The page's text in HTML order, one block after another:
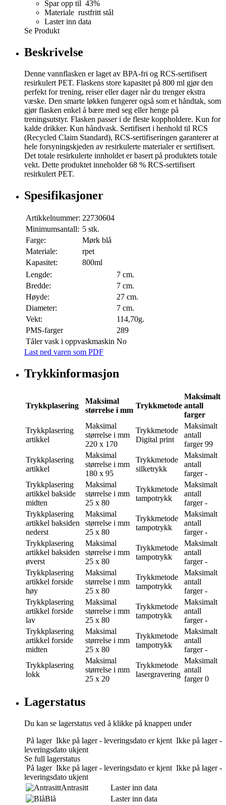
Spar opp til 43%
Materiale rustfritt stål
Laster inn data
Se Produkt
Beskrivelse
Denne vannflasken er laget av BPA-fri og RCS-sertifisert
resirkulert PET. Flaskens store kapasitet på 800 ml gjør den
perfekt for trening, reiser eller dager når du trenger ekstra
væske. Den smarte løkken fungerer også som et håndtak, som
gjør flasken enkel å bære med seg eller henge på
treningsutstyr. Flasken passer i de fleste koppholdere. Kun for
kalde drikker. Kun håndvask. Sertifisert i henhold til RCS
(Recycled Claim Standard), RCS-sertifiseringen garanterer at
hele forsyningskjeden av resirkulerte materialer er sertifisert.
Det totale resirkulerte innholdet er basert på produktets totale
vekt. Dette produktet inneholder 68 % RCS-sertifisert
resirkulert PET.
Spesifikasjoner
Artikkelnummer: 22730604
Minimumsantall: 5 stk.
Farge:
Mørk blå
Materiale:
rpet
Kapasitet:
800ml
Lengde:
7 cm.
Bredde:
7 cm.
Høyde:
27 cm.
Diameter:
7 cm.
Vekt:
114,70g.
PMS-farger
289
Tåler vask i oppvaskmaskin No
Last ned varen som PDF
Trykkinformasjon
Trykkplasering
Maksimal
størrelse i mm
Trykkmetode
Maksimalt
antall
farger
Trykkplasering
artikkel
Maksimal
størrelse i mm
220 x 170
Trykkmetode
Digital print
Maksimalt
antall
farger 99
Trykkplasering
artikkel
Maksimal
størrelse i mm
180 x 95
Trykkmetode
silketrykk
Maksimalt
antall
farger -
Trykkplasering
artikkel bakside
midten
Maksimal
størrelse i mm
25 x 80
Trykkmetode
tampotrykk
Maksimalt
antall
farger -
Trykkplasering
artikkel baksiden
nederst
Maksimal
størrelse i mm
25 x 80
Trykkmetode
tampotrykk
Maksimalt
antall
farger -
Trykkplasering
artikkel baksiden
øverst
Maksimal
størrelse i mm
25 x 80
Trykkmetode
tampotrykk
Maksimalt
antall
farger -
Trykkplasering
artikkel forside
høy
Maksimal
størrelse i mm
25 x 80
Trykkmetode
tampotrykk
Maksimalt
antall
farger -
Trykkplasering
artikkel forside
lav
Maksimal
størrelse i mm
25 x 80
Trykkmetode
tampotrykk
Maksimalt
antall
farger -
Trykkplasering
artikkel forside
midten
Maksimal
størrelse i mm
25 x 80
Trykkmetode
tampotrykk
Maksimalt
antall
farger -
Trykkplasering
lokk
Maksimal
størrelse i mm
25 x 20
Trykkmetode
lasergravering
Maksimalt
antall
farger 0
Lagerstatus
Du kan se lagerstatus ved å klikke på knappen under
På lager Ikke på lager - leveringsdato er kjent Ikke på lager -
leveringsdato ukjent
Se full lagerstatus
På lager Ikke på lager - leveringsdato er kjent Ikke på lager -
leveringsdato ukjent
Antrasitt
Laster inn data
Blå
Laster inn data